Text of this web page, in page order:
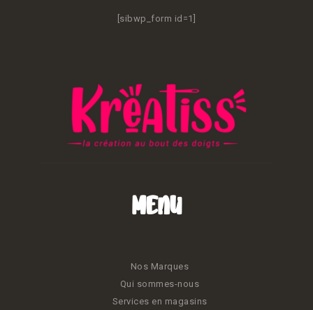
[sibwp_form id=1]
Menu
Nos Marques
Qui sommes-nous
Services en magasins